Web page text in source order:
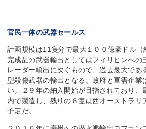
官民一体の武器セールス
計画規模は11隻分で最大１００億豪ドル（
完成品の武器輸出としてはフィリピンへの
レーダー輸出に次ぐもので、過去最大であ
型殺傷武器の輸出となる。政府と軍需企業
い。２９年の納入開始が目指されており、
内で製造し、残りの８隻は西オーストラリ
予定だ。